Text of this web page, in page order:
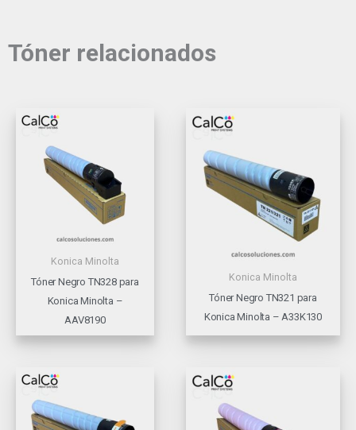
Tóner relacionados
Konica Minolta
Tóner Negro TN328 para
Konica Minolta –
AAV8190
Konica Minolta
Tóner Negro TN321 para
Konica Minolta – A33K130